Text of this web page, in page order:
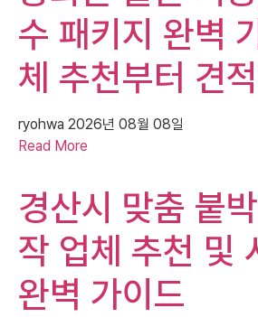
수 패키지 완벽
체 추천부터 견
ryohwa 2026년 08월 08일
Read More
경산시 맞춤 붙
작 업체 추천 및
완벽 가이드